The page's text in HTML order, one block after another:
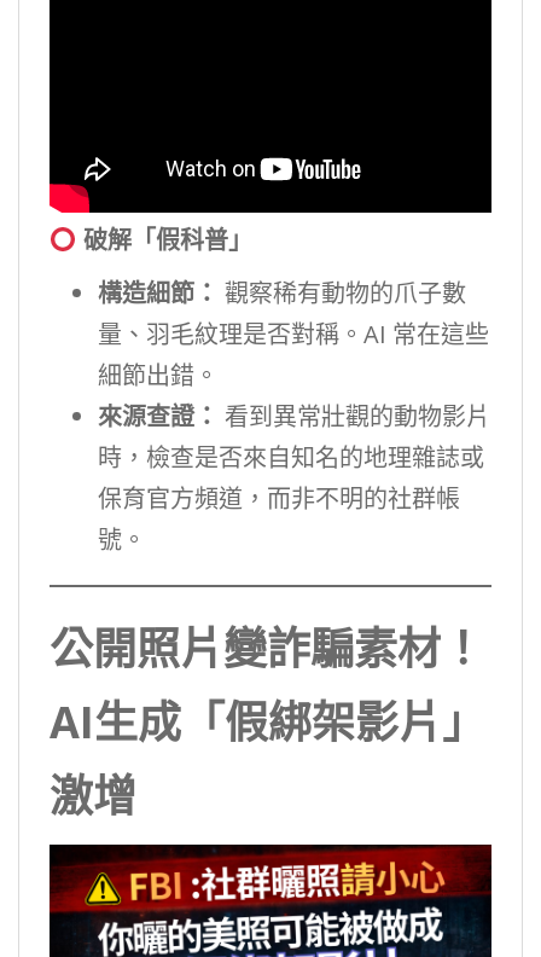
破解「假科普」
構造細節： 觀察稀有動物的爪子數
量、羽毛紋理是否對稱。AI 常在這些
細節出錯。
來源查證： 看到異常壯觀的動物影片
時，檢查是否來自知名的地理雜誌或
保育官方頻道，而非不明的社群帳
號。
公開照片變詐騙素材！
AI生成「假綁架影片」
激增